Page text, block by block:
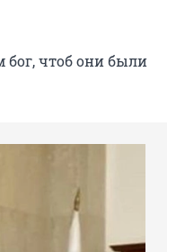
чтоб они были